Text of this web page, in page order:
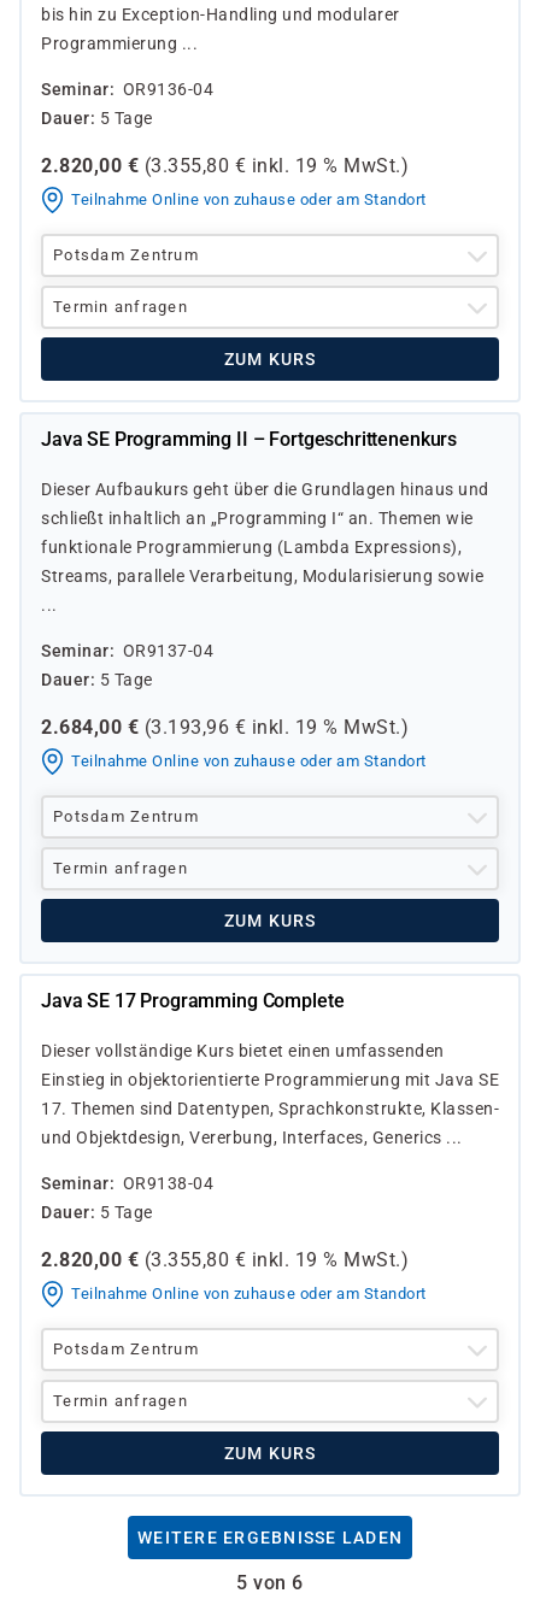
bis hin zu Exception-Handling und modularer
Programmierung ...
Seminar
OR9136-04
Dauer
5 Tage
2.820,00 € (3.355,80 € inkl. 19 % MwSt.)
Teilnahme Online von zuhause oder am Standort
Potsdam Zentrum
Termin anfragen
ZUM KURS
Java SE Programming II – Fortgeschrittenenkurs
Dieser Aufbaukurs geht über die Grundlagen hinaus und
schließt inhaltlich an „Programming I“ an. Themen wie
funktionale Programmierung (Lambda Expressions),
Streams, parallele Verarbeitung, Modularisierung sowie
...
Seminar
OR9137-04
Dauer
5 Tage
2.684,00 € (3.193,96 € inkl. 19 % MwSt.)
Teilnahme Online von zuhause oder am Standort
Potsdam Zentrum
Termin anfragen
ZUM KURS
Java SE 17 Programming Complete
Dieser vollständige Kurs bietet einen umfassenden
Einstieg in objektorientierte Programmierung mit Java SE
17. Themen sind Datentypen, Sprachkonstrukte, Klassen-
und Objektdesign, Vererbung, Interfaces, Generics ...
Seminar
OR9138-04
Dauer
5 Tage
2.820,00 € (3.355,80 € inkl. 19 % MwSt.)
Teilnahme Online von zuhause oder am Standort
Potsdam Zentrum
Termin anfragen
ZUM KURS
WEITERE ERGEBNISSE LADEN
5 von 6